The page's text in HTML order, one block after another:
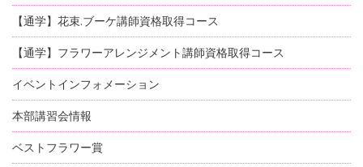
【通学】花束.ブーケ講師資格取得コース
【通学】フラワーアレンジメント講師資格取得コース
イベントインフォメーション
本部講習会情報
ベストフラワー賞